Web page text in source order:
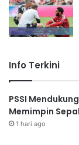
Info Terkini
PSSI
Memimpin
1 hari ago